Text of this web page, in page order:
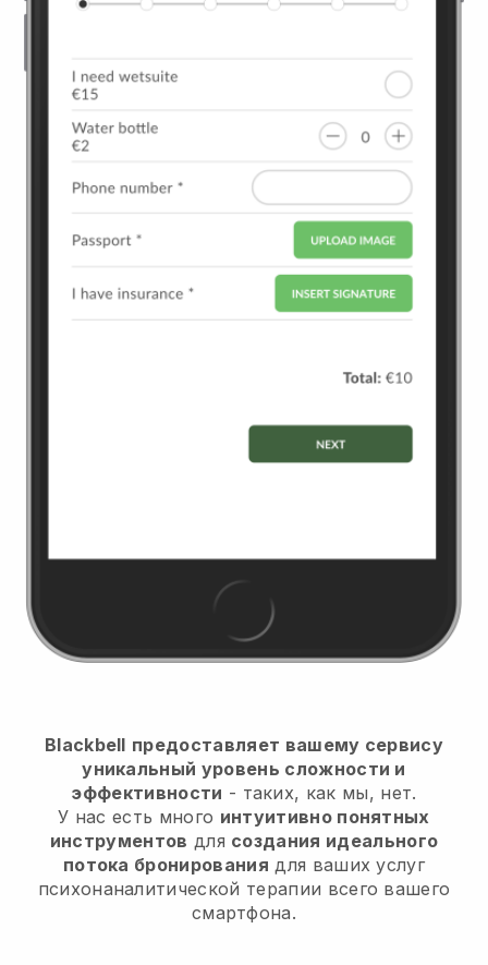
Blackbell предоставляет вашему сервису
уникальный уровень сложности и
эффективности - таких, как мы, нет.
У нас есть много интуитивно понятных
инструментов для создания идеального
потока бронирования для ваших услуг
психонаналитической терапии всего вашего
смартфона.